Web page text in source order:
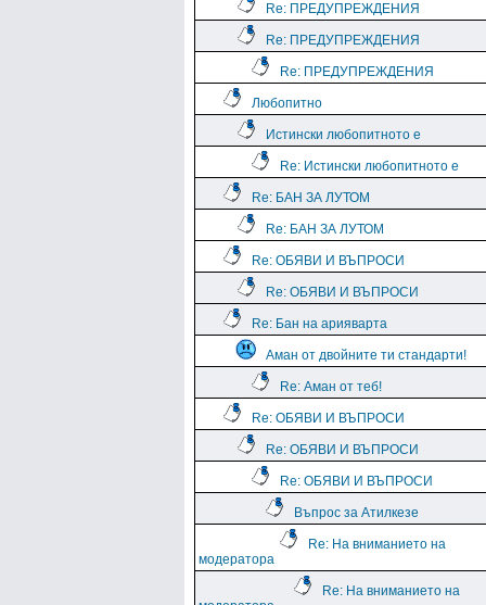
Re: ПРЕДУПРЕЖДЕНИЯ
Re: ПРЕДУПРЕЖДЕНИЯ
Re: ПРЕДУПРЕЖДЕНИЯ
Любопитно
Истински любопитното е
Re: Истински любопитното е
Re: БАН ЗА ЛУТОМ
Re: БАН ЗА ЛУТОМ
Re: ОБЯВИ И ВЪПРОСИ
Re: ОБЯВИ И ВЪПРОСИ
Re: Бан на арияварта
Аман от двойните ти стандарти!
Re: Аман от теб!
Re: ОБЯВИ И ВЪПРОСИ
Re: ОБЯВИ И ВЪПРОСИ
Re: ОБЯВИ И ВЪПРОСИ
Въпрос за Атилкезе
Re: На вниманието на
модератора
Re: На вниманието на